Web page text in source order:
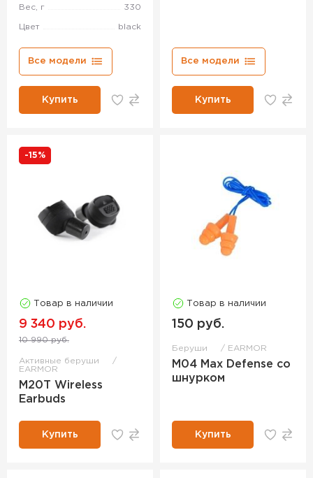
Вес, г 330
Цвет black
Все модели
Купить
Все модели
Купить
-15%
Товар в наличии
9 340 руб.
10 990 руб.
Активные беруши
EARMOR
M20T Wireless
Earbuds
Купить
Товар в наличии
150 руб.
Беруши EARMOR
M04 Max Defense со
шнурком
Купить